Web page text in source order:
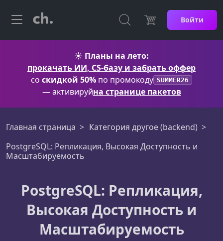
Войти
☀️ Планы на лето:
прокачать ИИ, CS-базу и забрать оффер
со скидкой 50% по промокоду SUMMER26
— активируйна странице пакетов
Главная страница
Категория другое (backend)
PostgreSQL: Репликация, Высокая Доступность и
Масштабируемость
PostgreSQL: Репликация,
Высокая Доступность и
Масштабируемость